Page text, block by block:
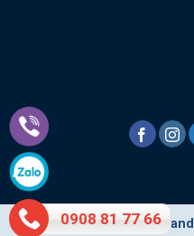
Copyright 2026 ©KovaLand
0908 81 77 66